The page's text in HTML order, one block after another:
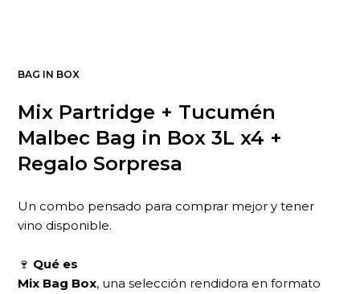
BAG IN BOX
Mix Partridge + Tucumén
Malbec Bag in Box 3L x4 +
Regalo Sorpresa
Un combo pensado para comprar mejor y tener
vino disponible.
🍷 Qué es
Mix Bag Box, una selección rendidora en formato